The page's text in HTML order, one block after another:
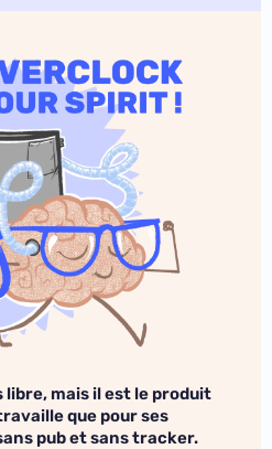
mais il est le produit
que pour ses
pub et sans tracker.